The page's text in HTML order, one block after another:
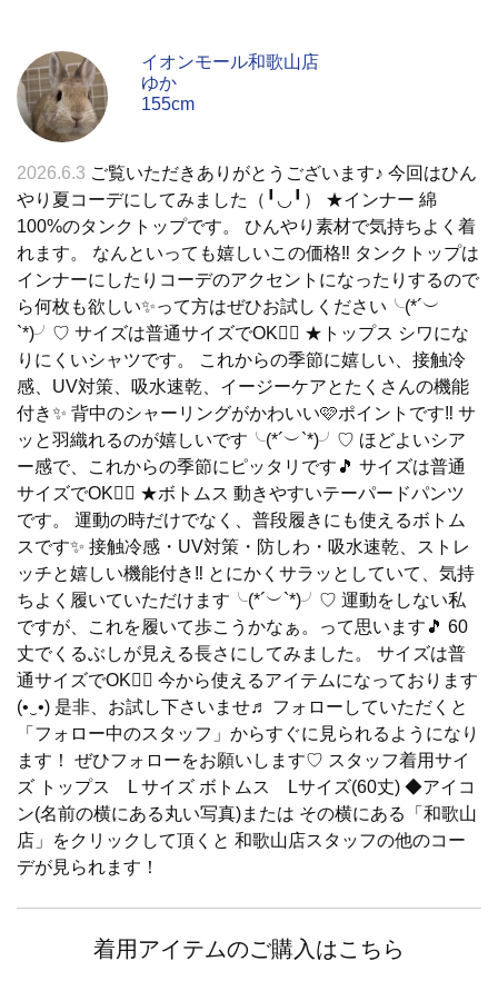
イオンモール和歌山店
ゆか
155cm
2026.6.3 ご覧いただきありがとうございます♪ 今回はひん
やり夏コーデにしてみました（╹◡╹） ★インナー 綿
100%のタンクトップです。 ひんやり素材で気持ちよく着
れます。 なんといっても嬉しいこの価格‼️ タンクトップは
インナーにしたりコーデのアクセントになったりするので
ら何枚も欲しい✨って方はぜひお試しください╰(*´︶
`*)╯♡ サイズは普通サイズでOK🙆‍♀️ ★トップス シワにな
りにくいシャツです。 これからの季節に嬉しい、接触冷
感、UV対策、吸水速乾、イージーケアとたくさんの機能
付き✨ 背中のシャーリングがかわいい🩷ポイントです‼️ サ
ッと羽織れるのが嬉しいです╰(*´︶`*)╯♡ ほどよいシア
ー感で、これからの季節にピッタリです🎵 サイズは普通
サイズでOK🙆‍♀️ ★ボトムス 動きやすいテーパードパンツ
です。 運動の時だけでなく、普段履きにも使えるボトム
スです✨ 接触冷感・UV対策・防しわ・吸水速乾、ストレ
ッチと嬉しい機能付き‼️ とにかくサラッとしていて、気持
ちよく履いていただけます╰(*´︶`*)╯♡ 運動をしない私
ですが、これを履いて歩こうかなぁ。って思います🎵 60
丈でくるぶしが見える長さにしてみました。 サイズは普
通サイズでOK🙆‍♀️ 今から使えるアイテムになっております
(•‿•) 是非、お試し下さいませ♬ フォローしていただくと
「フォロー中のスタッフ」からすぐに見られるようになり
ます！ ぜひフォローをお願いします♡ スタッフ着用サイ
ズ トップス L サイズ ボトムス Lサイズ(60丈) ◆アイコ
ン(名前の横にある丸い写真)または その横にある「和歌山
店」をクリックして頂くと 和歌山店スタッフの他のコー
デが見られます！
着用アイテムのご購入はこちら